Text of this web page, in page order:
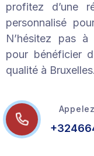
profitez d’une
personnalisé
N’hésitez pas à
pour bénéficier
qualité à Bruxelles.